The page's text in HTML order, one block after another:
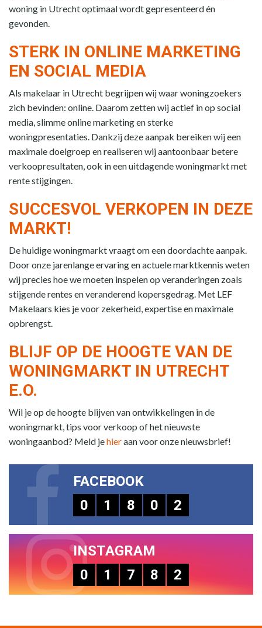
woning in Utrecht optimaal wordt gepresenteerd én
gevonden.
STERK IN ONLINE MARKETING
EN SOCIAL MEDIA
Als makelaar in Utrecht begrijpen wij waar woningzoekers
zich bevinden: online. Daarom zetten wij actief in op social
media, slimme online marketing en sterke
woningpresentaties. Dankzij deze aanpak bereiken wij een
maximale doelgroep en realiseren wij aantoonbaar betere
verkoopresultaten, ook in een uitdagende woningmarkt met
rente stijgingen.
SUCCESVOL VERKOPEN IN DEZE
MARKT!
De huidige woningmarkt vraagt om een doordachte aanpak.
Door onze jarenlange ervaring en actuele marktkennis weten
wij precies hoe we moeten inspelen op veranderingen zoals
stijgende rentes en veranderend kopersgedrag. Met LEF
Makelaars kies je voor zekerheid, expertise en maximale
opbrengst.
BLIJF OP DE HOOGTE VAN DE
WONINGMARKT IN UTRECHT
E.O.
Wil je op de hoogte blijven van ontwikkelingen in de
woningmarkt, tips voor verkoop of het nieuwste
woningaanbod? Meld jehieraan voor onze nieuwsbrief!
FACEBOOK
0
1 8 0 2
INSTAGRAM
0
1 7 8 2